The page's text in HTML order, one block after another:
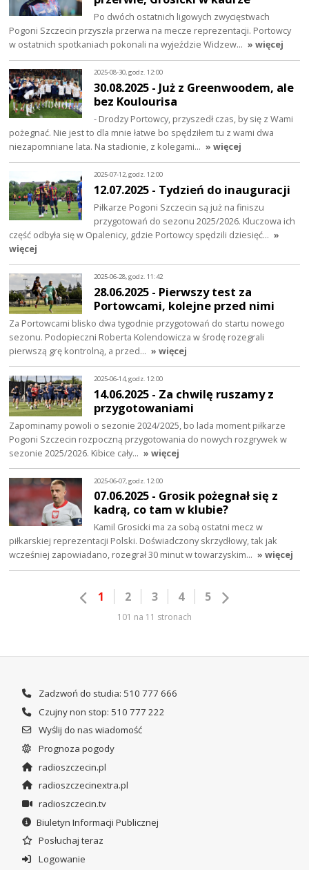
Po dwóch ostatnich ligowych zwycięstwach
Pogoni Szczecin przyszła przerwa na mecze reprezentacji. Portowcy
w ostatnich spotkaniach pokonali na wyjeździe Widzew… » więcej
2025-08-30, godz. 12:00
30.08.2025 - Już z Greenwoodem, ale
bez Koulourisa
- Drodzy Portowcy, przyszedł czas, by się z Wami
pożegnać. Nie jest to dla mnie łatwe bo spędziłem tu z wami dwa
niezapomniane lata. Na stadionie, z kolegami… » więcej
2025-07-12, godz. 12:00
12.07.2025 - Tydzień do inauguracji
Piłkarze Pogoni Szczecin są już na finiszu
przygotowań do sezonu 2025/2026. Kluczowa ich
część odbyła się w Opalenicy, gdzie Portowcy spędzili dziesięć… »
więcej
2025-06-28, godz. 11:42
28.06.2025 - Pierwszy test za
Portowcami, kolejne przed nimi
Za Portowcami blisko dwa tygodnie przygotowań do startu nowego
sezonu. Podopieczni Roberta Kolendowicza w środę rozegrali
pierwszą grę kontrolną, a przed… » więcej
2025-06-14, godz. 12:00
14.06.2025 - Za chwilę ruszamy z
przygotowaniami
Zapominamy powoli o sezonie 2024/2025, bo lada moment piłkarze
Pogoni Szczecin rozpoczną przygotowania do nowych rozgrywek w
sezonie 2025/2026. Kibice cały… » więcej
2025-06-07, godz. 12:00
07.06.2025 - Grosik pożegnał się z
kadrą, co tam w klubie?
Kamil Grosicki ma za sobą ostatni mecz w
piłkarskiej reprezentacji Polski. Doświadczony skrzydłowy, tak jak
wcześniej zapowiadano, rozegrał 30 minut w towarzyskim… » więcej
1 2 3 4 5
101 na 11 stronach
Zadzwoń do studia: 510 777 666
Czujny non stop: 510 777 222
Wyślij do nas wiadomość
Prognoza pogody
radioszczecin.pl
radioszczecinextra.pl
radioszczecin.tv
Biuletyn Informacji Publicznej
Posłuchaj teraz
Logowanie